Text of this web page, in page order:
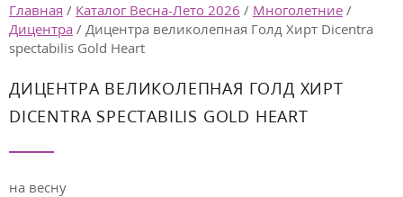
Главная / Каталог Весна-Лето 2026 / Многолетние /
Дицентра / Дицентра великолепная Голд Хирт Dicentra
spectabilis Gold Heart
ДИЦЕНТРА ВЕЛИКОЛЕПНАЯ ГОЛД ХИРТ
DICENTRA SPECTABILIS GOLD HEART
на весну